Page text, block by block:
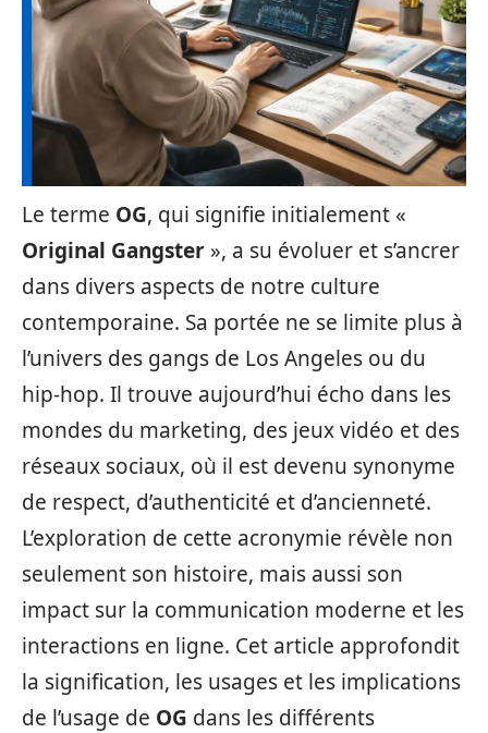
Le terme OG, qui signifie initialement «
Original Gangster », a su évoluer et s’ancrer
dans divers aspects de notre culture
contemporaine. Sa portée ne se limite plus à
l’univers des gangs de Los Angeles ou du
hip-hop. Il trouve aujourd’hui écho dans les
mondes du marketing, des jeux vidéo et des
réseaux sociaux, où il est devenu synonyme
de respect, d’authenticité et d’ancienneté.
L’exploration de cette acronymie révèle non
seulement son histoire, mais aussi son
impact sur la communication moderne et les
interactions en ligne. Cet article approfondit
la signification, les usages et les implications
de l’usage de OG dans les différents